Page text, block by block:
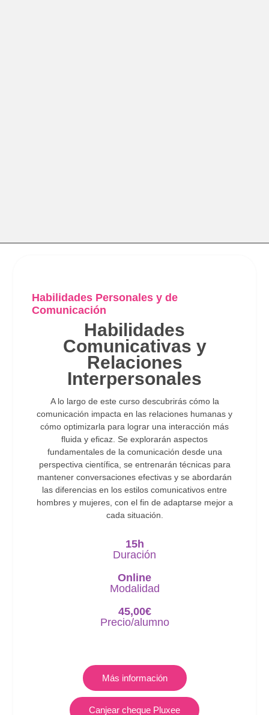
Habilidades Personales y de
Comunicación
Habilidades
Comunicativas y
Relaciones
Interpersonales
A lo largo de este curso descubrirás cómo la
comunicación impacta en las relaciones humanas y
cómo optimizarla para lograr una interacción más
fluida y eficaz. Se explorarán aspectos
fundamentales de la comunicación desde una
perspectiva científica, se entrenarán técnicas para
mantener conversaciones efectivas y se abordarán
las diferencias en los estilos comunicativos entre
hombres y mujeres, con el fin de adaptarse mejor a
cada situación.
15h
Duración
Online
Modalidad
45,00€
Precio/alumno
Más información
Canjear cheque Pluxee